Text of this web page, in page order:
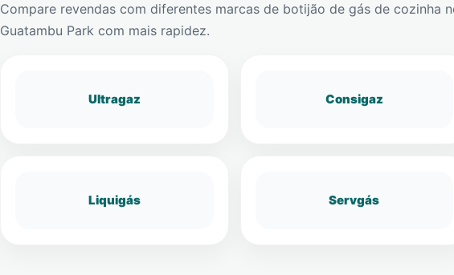
Compare revendas com diferentes marcas de botijão de gás de cozinha
Guatambu Park com mais rapidez.
Ultragaz Consigaz
Liquigás Servgás